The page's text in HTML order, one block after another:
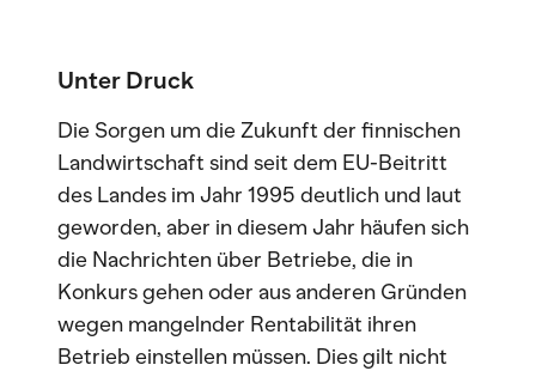
Unter Druck
Die Sorgen um die Zukunft der finnischen
Landwirtschaft sind seit dem EU-Beitritt
des Landes im Jahr 1995 deutlich und laut
geworden, aber in diesem Jahr häufen sich
die Nachrichten über Betriebe, die in
Konkurs gehen oder aus anderen Gründen
wegen mangelnder Rentabilität ihren
Betrieb einstellen müssen. Dies gilt nicht